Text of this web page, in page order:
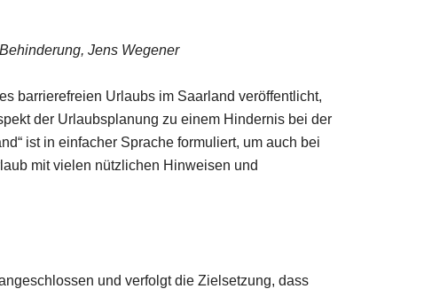
Jens Wegener
barrierefreien Urlaubs im Saarland veröffentlicht,
der Urlaubsplanung zu einem Hindernis bei der
ist in einfacher Sprache formuliert, um auch bei
mit vielen nützlichen Hinweisen und
und verfolgt die Zielsetzung, dass